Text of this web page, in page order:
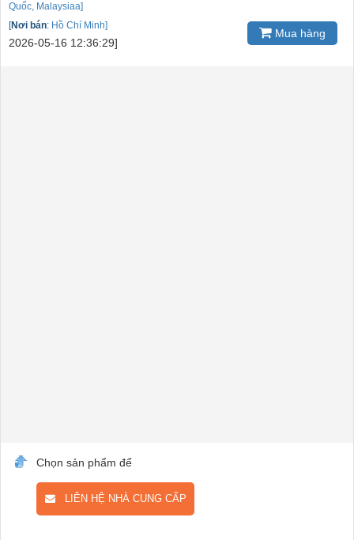
Quốc, Malaysiaa]
[Nơi bán: Hồ Chí Minh]
2026-05-16 12:36:29]
Mua hàng
Chọn sản phẩm để
LIÊN HỆ NHÀ CUNG CẤP